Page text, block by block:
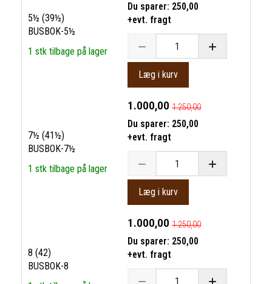
5½ (39½)
BUSBOK-5½
1 stk tilbage på lager
Du sparer: 250,00
+evt. fragt
Læg i kurv
7½ (41½)
BUSBOK-7½
1 stk tilbage på lager
1.000,00 1.250,00
Du sparer: 250,00
+evt. fragt
Læg i kurv
8 (42)
BUSBOK-8
1.000,00 1.250,00
Du sparer: 250,00
+evt. fragt